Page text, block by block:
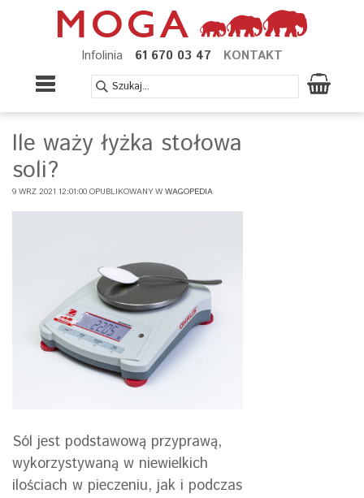
Infolinia 61 670 03 47 KONTAKT
Ile waży łyżka stołowa
soli?
9 WRZ 2021 12:01:00 OPUBLIKOWANY W WAGOPEDIA
Sól jest podstawową przyprawą,
wykorzystywaną w niewielkich
ilościach w pieczeniu, jak i podczas